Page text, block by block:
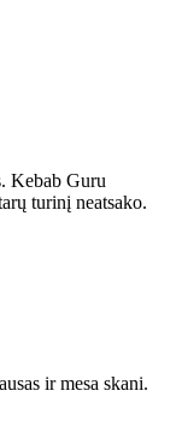
Kebab Guru
turinį neatsako.
ir mesa skani.